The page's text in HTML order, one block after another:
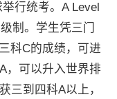
行统考。A Level
制。学生凭三门
科C的成绩，可进
，可以升入世界排
三到四科A以上，